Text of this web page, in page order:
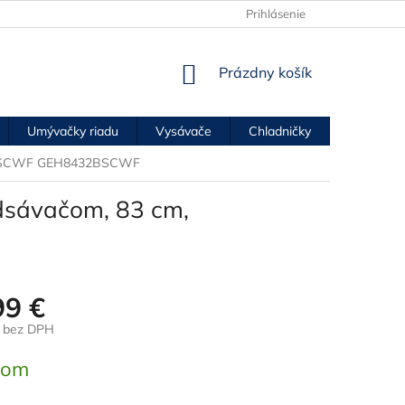
Prihlásenie
NÁKUPNÝ
Prázdny košík
Umývačky riadu Vysávače Chladničky
GEH8432BSCWF
83 cm,
€
DPH